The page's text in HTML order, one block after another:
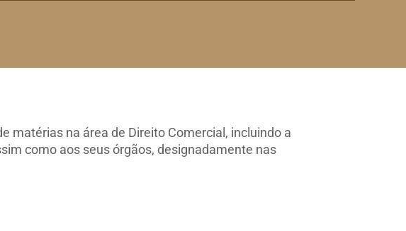
matérias na área de Direito Comercial, incluindo a
como aos seus órgãos, designadamente nas